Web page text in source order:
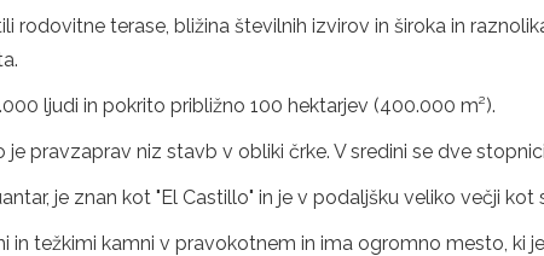
rodovitne terase, bližina številnih izvirov in široka in
ljudi in pokrito približno 100 hektarjev (400.000 m²).
pravzaprav niz stavb v obliki črke. V sredini se dve
je znan kot "El Castillo" in je v podaljšku veliko večji kot
in težkimi kamni v pravokotnem in ima ogromno mesto, ki